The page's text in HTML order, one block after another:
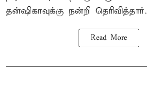
தன்ஷிகாவுக்கு நன்றி தெரிவித்தார்.
Read More